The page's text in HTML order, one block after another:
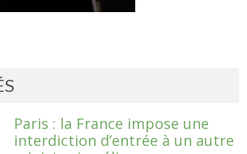
Paris : la France impose une
interdiction d’entrée à un autre